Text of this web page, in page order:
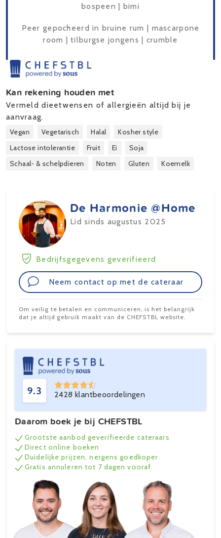
bospeen | bimi
Peer gepocheerd in bruine rum | mascarpone
room | tilburgse jongens | crumble
Kan rekening houden met
Vermeld dieetwensen of allergieën altijd bij je
aanvraag.
Vegan Vegetarisch Halal
Kosher style
Lactose intolerantie
Fruit Ei
Soja
Schaal- & schelpdieren
Noten Gluten Koemelk
De Harmonie @Home
Lid sinds augustus 2025
Bedrijfsgegevens geverifieerd
Neem contact op met de cateraar
Om veilig te betalen en communiceren, is het belangrijk
dat je altijd gebruik maakt van de CHEFSTBL website.
9.3 2428 klantbeoordelingen
Daarom boek je bij CHEFSTBL
Grootste aanbod geverifieerde cateraars
Direct online boeken
Duidelijke prijzen, nergens goedkoper
Gratis annuleren tot 7 dagen vooraf